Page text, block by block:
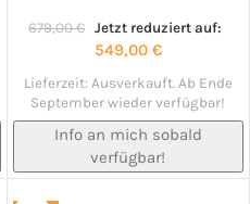
679,00€ Jetzt reduziert auf:
549,00 €
Lieferzeit: Ausverkauft. Ab Ende
September wieder verfügbar!
Info an mich sobald
verfügbar!